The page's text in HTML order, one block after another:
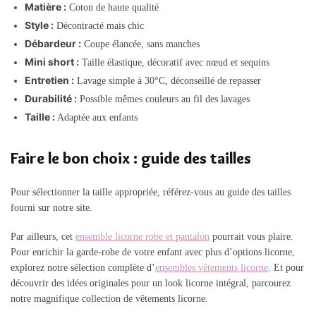
Matière : Coton de haute qualité
Style : Décontracté mais chic
Débardeur : Coupe élancée, sans manches
Mini short : Taille élastique, décoratif avec nœud et sequins
Entretien : Lavage simple à 30°C, déconseillé de repasser
Durabilité : Possible mêmes couleurs au fil des lavages
Taille : Adaptée aux enfants
Faire le bon choix : guide des tailles
Pour sélectionner la taille appropriée, référez-vous au guide des tailles
fourni sur notre site.
Par ailleurs, cet ensemble licorne robe et pantalon pourrait vous plaire.
Pour enrichir la garde-robe de votre enfant avec plus d’options licorne,
explorez notre sélection complète d’ensembles vêtements licorne. Et pour
découvrir des idées originales pour un look licorne intégral, parcourez
notre magnifique collection de vêtements licorne.